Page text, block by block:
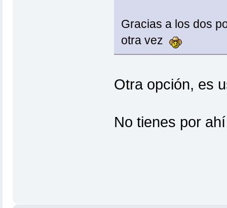
Gracias a los dos
otra vez
Otra opción, es
No tienes por